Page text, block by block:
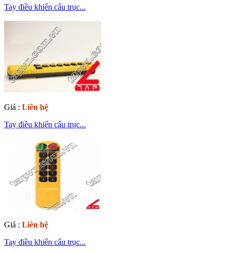
Tay điều khiển cẩu trục...
Giá : Liên hệ
Tay điều khiển cẩu trục...
Giá : Liên hệ
Tay điều khiển cẩu trục...